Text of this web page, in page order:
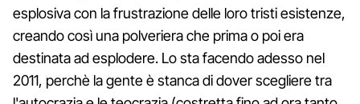
esplosiva con la frustrazione delle loro tristi esistenze,
creando così una polveriera che prima o poi era
destinata ad esplodere. Lo sta facendo adesso nel
2011, perchè la gente è stanca di dover scegliere tra